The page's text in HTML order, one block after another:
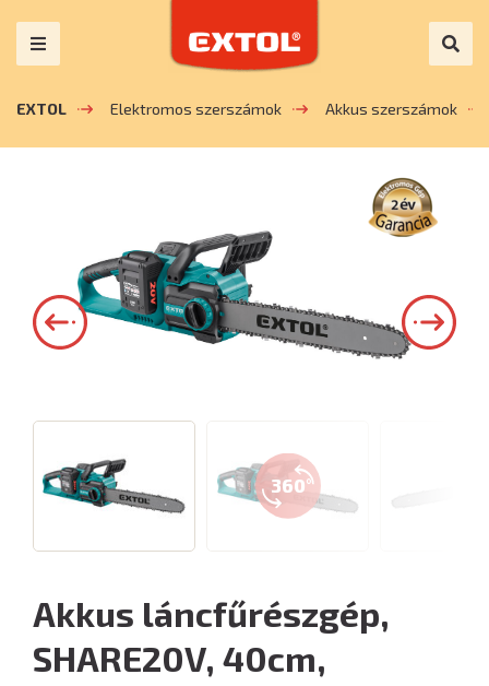
EXTOL Elektromos szerszámok Akkus szerszámok
360°
Akkus láncfűrészgép,
SHARE20V, 40cm,